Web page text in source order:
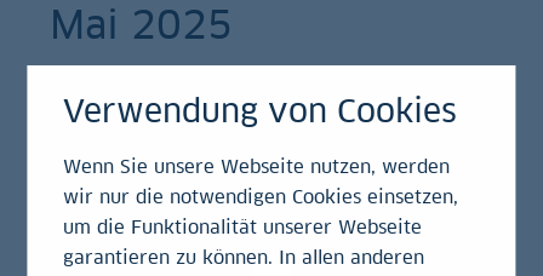
Mai 2025
Die Bank of England gab bekannt, dass ihr
Geldpolitischer Ausschuß auf seiner gestrigen
Sitzung beschlossen hat, den Leitzins um einen
Verwendung von Cookies
Wenn Sie unsere Webseite nutzen, werden
wir nur die notwendigen Cookies einsetzen,
um die Funktionalität unserer Webseite
garantieren zu können. In allen anderen